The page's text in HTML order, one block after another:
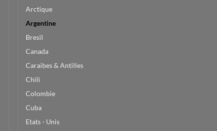
Arctique
Argentine
Bresil
Canada
Caraïbes & Antilles
Chili
Colombie
Cuba
Etats - Unis